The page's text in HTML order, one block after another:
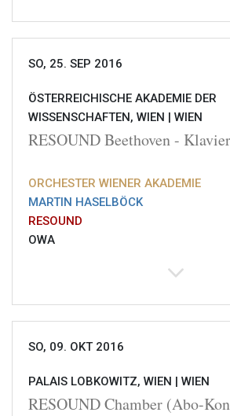
SO, 25. SEP 2016
ÖSTERREICHISCHE AKADEMIE DER
WISSENSCHAFTEN, WIEN | WIEN
RESOUND Beethoven -
ORCHESTER WIENER AKADEMIE
MARTIN HASELBÖCK
RESOUND
OWA
SO, 09. OKT 2016
PALAIS LOBKOWITZ, WIEN | WIEN
RESOUND Chamber (Abo-